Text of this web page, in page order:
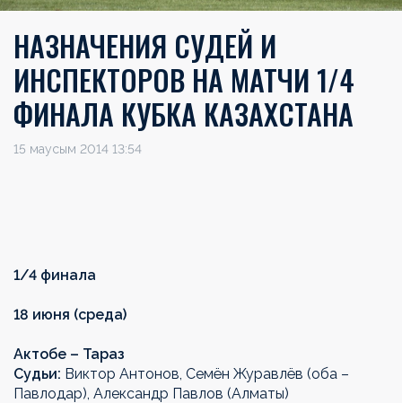
НАЗНАЧЕНИЯ СУДЕЙ И
ИНСПЕКТОРОВ НА МАТЧИ 1/4
ФИНАЛА КУБКА КАЗАХСТАНА
15 маусым 2014 13:54
1/4 финала
18 июня (среда)
Актобе – Тараз
Судьи: Виктор Антонов, Семён Журавлёв (оба –
Павлодар), Александр Павлов (Алматы)